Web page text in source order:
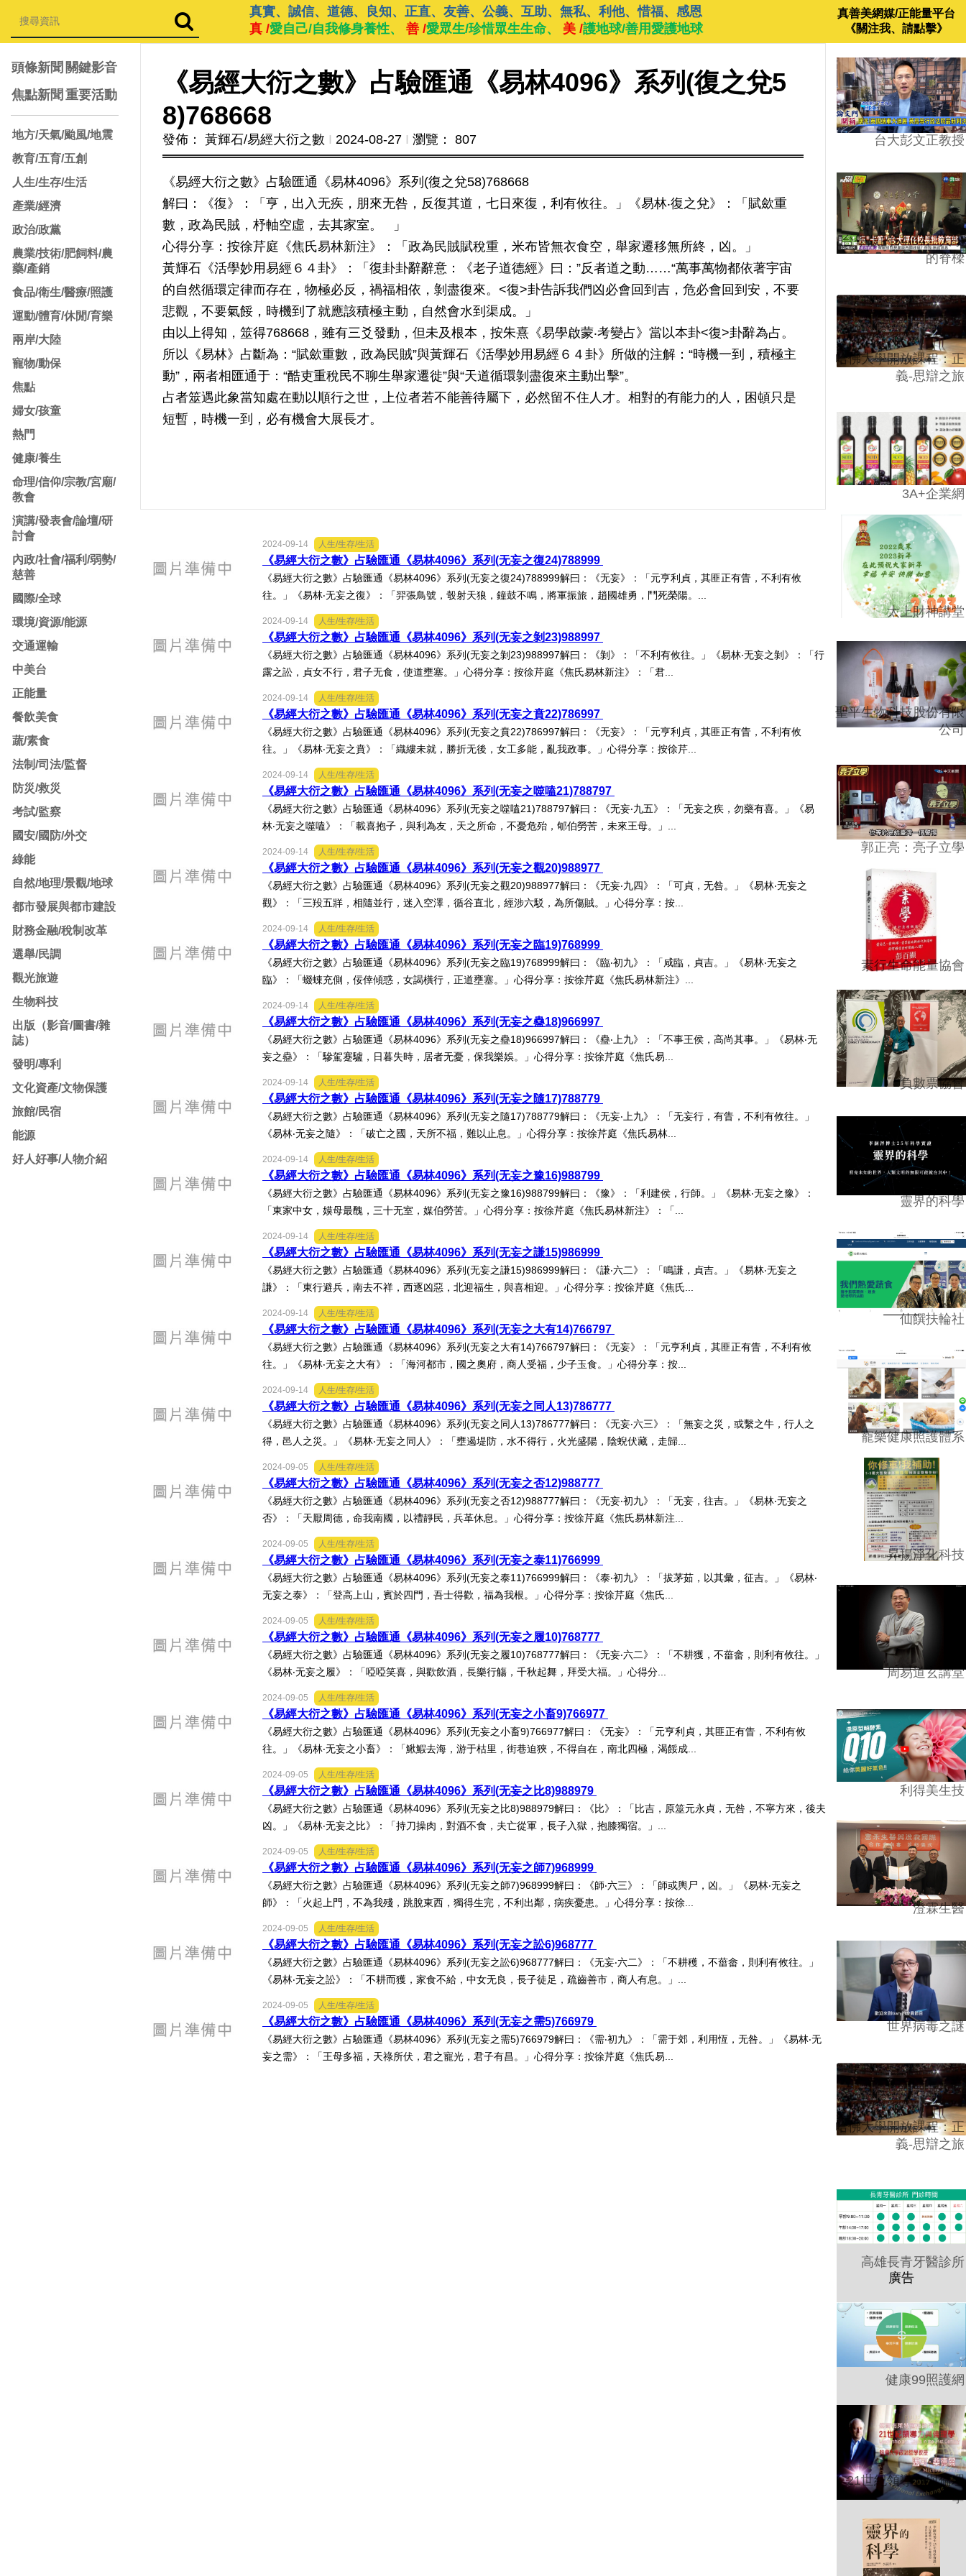
真實、誠信、道德、良知、正直、友善、公義、互助、無私、利他、惜福、感恩
真 /愛自己/自我修身養性、 善 /愛眾生/珍惜眾生生命、 美 /護地球/善用愛護地球
真善美網媒/正能量平台
《關注我、請點擊》
頭條新聞 關鍵影音
焦點新聞 重要活動
地方/天氣/颱風/地震
教育/五育/五創
人生/生存/生活
產業/經濟
政治/政黨
農業/技術/肥飼料/農
藥/產銷
食品/衛生/醫療/照護
運動/體育/休閒/育樂
兩岸/大陸
寵物/動保
焦點
婦女/孩童
熱門
健康/養生
命理/信仰/宗教/宮廟/
教會
演講/發表會/論壇/研
討會
內政/社會/福利/弱勢/
慈善
國際/全球
環境/資源/能源
交通運輸
中美台
正能量
餐飲美食
蔬/素食
法制/司法/監督
防災/救災
考試/監察
國安/國防/外交
綠能
自然/地理/景觀/地球
都市發展與都市建設
財務金融/稅制改革
選舉/民調
觀光旅遊
生物科技
出版（影音/圖書/雜
誌）
發明/專利
文化資產/文物保護
旅館/民宿
能源
好人好事/人物介紹
《易經大衍之數》占驗匯通《易林4096》系列(復之兌5
8)768668
發佈： 黃輝石/易經大衍之數 Ι 2024-08-27 Ι 瀏覽： 807
《易經大衍之數》占驗匯通《易林4096》系列(復之兌58)768668
解曰：《復》：「亨，出入无疾，朋來无咎，反復其道，七日來復，利有攸往。」《易林‧復之兌》：「賦歛重
數，政為民賊，杼軸空虛，去其家室。 」
心得分享：按徐芹庭《焦氏易林新注》：「政為民賊賦稅重，米布皆無衣食空，舉家遷移無所終，凶。」
黃輝石《活學妙用易經６４卦》：「復卦卦辭辭意：《老子道德經》曰：”反者道之動……“萬事萬物都依著宇宙
的自然循環定律而存在，物極必反，禍福相依，剝盡復來。<復>卦告訴我們凶必會回到吉，危必會回到安，不要
悲觀，不要氣餒，時機到了就應該積極主動，自然會水到渠成。」
由以上得知，筮得768668，雖有三爻發動，但未及根本，按朱熹《易學啟蒙‧考變占》當以本卦<復>卦辭為占。
所以《易林》占斷為：“賦歛重數，政為民賊”與黃輝石《活學妙用易經６４卦》所做的注解：“時機一到，積極主
動”，兩者相匯通于：“酷吏重稅民不聊生舉家遷徙”與“天道循環剝盡復來主動出擊”。
占者筮遇此象當知處在動以順行之世，上位者若不能善待屬下，必然留不住人才。相對的有能力的人，困頓只是
短暫，時機一到，必有機會大展長才。
2024-09-14 人生/生存/生活
《易經大衍之數》占驗匯通《易林4096》系列(无妄之復24)788999
《易經大衍之數》占驗匯通《易林4096》系列(无妄之復24)788999解曰：《无妄》：「元亨利貞，其匪正有眚，不利有攸
往。」《易林‧无妄之復》：「羿張鳥號，彀射天狼，鐘鼓不鳴，將軍振旅，趙國雄勇，鬥死榮陽。...
2024-09-14 人生/生存/生活
《易經大衍之數》占驗匯通《易林4096》系列(无妄之剝23)988997
《易經大衍之數》占驗匯通《易林4096》系列(无妄之剝23)988997解曰：《剝》：「不利有攸往。」《易林‧无妄之剝》：「行
露之訟，貞女不行，君子无食，使道壅塞。」心得分享：按徐芹庭《焦氏易林新注》：「君...
2024-09-14 人生/生存/生活
《易經大衍之數》占驗匯通《易林4096》系列(无妄之賁22)786997
《易經大衍之數》占驗匯通《易林4096》系列(无妄之賁22)786997解曰：《无妄》：「元亨利貞，其匪正有眚，不利有攸
往。」《易林‧无妄之賁》：「織縷未就，勝折无後，女工多能，亂我政事。」心得分享：按徐芹...
2024-09-14 人生/生存/生活
《易經大衍之數》占驗匯通《易林4096》系列(无妄之噬嗑21)788797
《易經大衍之數》占驗匯通《易林4096》系列(无妄之噬嗑21)788797解曰：《无妄‧九五》：「无妄之疾，勿藥有喜。」《易
林‧无妄之噬嗑》：「載喜抱子，與利為友，天之所命，不憂危殆，郇伯勞苦，未來王母。」...
2024-09-14 人生/生存/生活
《易經大衍之數》占驗匯通《易林4096》系列(无妄之觀20)988977
《易經大衍之數》占驗匯通《易林4096》系列(无妄之觀20)988977解曰：《无妄‧九四》：「可貞，无咎。」《易林‧无妄之
觀》：「三羖五牂，相隨並行，迷入空澤，循谷直北，經涉六駁，為所傷賊。」心得分享：按...
2024-09-14 人生/生存/生活
《易經大衍之數》占驗匯通《易林4096》系列(无妄之臨19)768999
《易經大衍之數》占驗匯通《易林4096》系列(无妄之臨19)768999解曰：《臨‧初九》：「咸臨，貞吉。」《易林‧无妄之
臨》：「蝃蝀充側，佞倖傾惑，女謁橫行，正道壅塞。」心得分享：按徐芹庭《焦氏易林新注》...
2024-09-14 人生/生存/生活
《易經大衍之數》占驗匯通《易林4096》系列(无妄之蠱18)966997
《易經大衍之數》占驗匯通《易林4096》系列(无妄之蠱18)966997解曰：《蠱‧上九》：「不事王侯，高尚其事。」《易林‧无
妄之蠱》：「驂駕蹇驢，日暮失時，居者无憂，保我樂娛。」心得分享：按徐芹庭《焦氏易...
2024-09-14 人生/生存/生活
《易經大衍之數》占驗匯通《易林4096》系列(无妄之隨17)788779
《易經大衍之數》占驗匯通《易林4096》系列(无妄之隨17)788779解曰：《无妄‧上九》：「无妄行，有眚，不利有攸往。」
《易林‧无妄之隨》：「破亡之國，天所不福，難以止息。」心得分享：按徐芹庭《焦氏易林...
2024-09-14 人生/生存/生活
《易經大衍之數》占驗匯通《易林4096》系列(无妄之豫16)988799
《易經大衍之數》占驗匯通《易林4096》系列(无妄之豫16)988799解曰：《豫》：「利建侯，行師。」《易林‧无妄之豫》：
「東家中女，嫫母最醜，三十无室，媒伯勞苦。」心得分享：按徐芹庭《焦氏易林新注》：「...
2024-09-14 人生/生存/生活
《易經大衍之數》占驗匯通《易林4096》系列(无妄之謙15)986999
《易經大衍之數》占驗匯通《易林4096》系列(无妄之謙15)986999解曰：《謙‧六二》：「鳴謙，貞吉。」《易林‧无妄之
謙》：「東行避兵，南去不祥，西逐凶惡，北迎福生，與喜相迎。」心得分享：按徐芹庭《焦氏...
2024-09-14 人生/生存/生活
《易經大衍之數》占驗匯通《易林4096》系列(无妄之大有14)766797
《易經大衍之數》占驗匯通《易林4096》系列(无妄之大有14)766797解曰：《无妄》：「元亨利貞，其匪正有眚，不利有攸
往。」《易林‧无妄之大有》：「海河都市，國之奧府，商人受福，少子玉食。」心得分享：按...
2024-09-14 人生/生存/生活
《易經大衍之數》占驗匯通《易林4096》系列(无妄之同人13)786777
《易經大衍之數》占驗匯通《易林4096》系列(无妄之同人13)786777解曰：《无妄‧六三》：「無妄之災，或繫之牛，行人之
得，邑人之災。」《易林‧无妄之同人》：「壅遏堤防，水不得行，火光盛陽，陰蜺伏藏，走歸...
2024-09-05 人生/生存/生活
《易經大衍之數》占驗匯通《易林4096》系列(无妄之否12)988777
《易經大衍之數》占驗匯通《易林4096》系列(无妄之否12)988777解曰：《无妄‧初九》：「无妄，往吉。」《易林‧无妄之
否》：「天厭周德，命我南國，以禮靜民，兵革休息。」心得分享：按徐芹庭《焦氏易林新注...
2024-09-05 人生/生存/生活
《易經大衍之數》占驗匯通《易林4096》系列(无妄之泰11)766999
《易經大衍之數》占驗匯通《易林4096》系列(无妄之泰11)766999解曰：《泰‧初九》：「拔茅茹，以其彙，征吉。」《易林‧
无妄之泰》：「登高上山，賓於四門，吾士得歡，福為我根。」心得分享：按徐芹庭《焦氏...
2024-09-05 人生/生存/生活
《易經大衍之數》占驗匯通《易林4096》系列(无妄之履10)768777
《易經大衍之數》占驗匯通《易林4096》系列(无妄之履10)768777解曰：《无妄‧六二》：「不耕獲，不葘畲，則利有攸往。」
《易林‧无妄之履》：「啞啞笑喜，與歡飲酒，長樂行觴，千秋起舞，拜受大福。」心得分...
2024-09-05 人生/生存/生活
《易經大衍之數》占驗匯通《易林4096》系列(无妄之小畜9)766977
《易經大衍之數》占驗匯通《易林4096》系列(无妄之小畜9)766977解曰：《无妄》：「元亨利貞，其匪正有眚，不利有攸
往。」《易林‧无妄之小畜》：「鰍鰕去海，游于枯里，街巷迫狹，不得自在，南北四極，渴餒成...
2024-09-05 人生/生存/生活
《易經大衍之數》占驗匯通《易林4096》系列(无妄之比8)988979
《易經大衍之數》占驗匯通《易林4096》系列(无妄之比8)988979解曰：《比》：「比吉，原筮元永貞，无咎，不寧方來，後夫
凶。」《易林‧无妄之比》：「持刀操肉，對酒不食，夫亡從軍，長子入獄，抱膝獨宿。」...
2024-09-05 人生/生存/生活
《易經大衍之數》占驗匯通《易林4096》系列(无妄之師7)968999
《易經大衍之數》占驗匯通《易林4096》系列(无妄之師7)968999解曰：《師‧六三》：「師或輿尸，凶。」《易林‧无妄之
師》：「火起上門，不為我殘，跳脫東西，獨得生完，不利出鄰，病疾憂患。」心得分享：按徐...
2024-09-05 人生/生存/生活
《易經大衍之數》占驗匯通《易林4096》系列(无妄之訟6)968777
《易經大衍之數》占驗匯通《易林4096》系列(无妄之訟6)968777解曰：《无妄‧六二》：「不耕穫，不葘畲，則利有攸往。」
《易林‧无妄之訟》：「不耕而獲，家食不給，中女无良，長子徒足，疏齒善市，商人有息。」...
2024-09-05 人生/生存/生活
《易經大衍之數》占驗匯通《易林4096》系列(无妄之需5)766979
《易經大衍之數》占驗匯通《易林4096》系列(无妄之需5)766979解曰：《需‧初九》：「需于郊，利用恆，无咎。」《易林‧无
妄之需》：「王母多福，天祿所伏，君之寵光，君子有昌。」心得分享：按徐芹庭《焦氏易...
台大彭文正教授
台學版的54/64》大學
的脊樑
哈佛大學開放課程：正
義-思辯之旅
3A+企業網
太上財神講堂
聖平生物科技股份有限
公司
郭正亮：亮子立學
素行生命能量協會
負數票協會
靈界的科學
仙饌扶輪社
寵樂健康照護體系
昇揚淨化科技
周易道玄講堂
利得美生技
澄霖生醫
世界病毒之謎
哈佛大學開放課程：正
義-思辯之旅
高雄長青牙醫診所
健康99照護網
21世紀領導力與倫理
學